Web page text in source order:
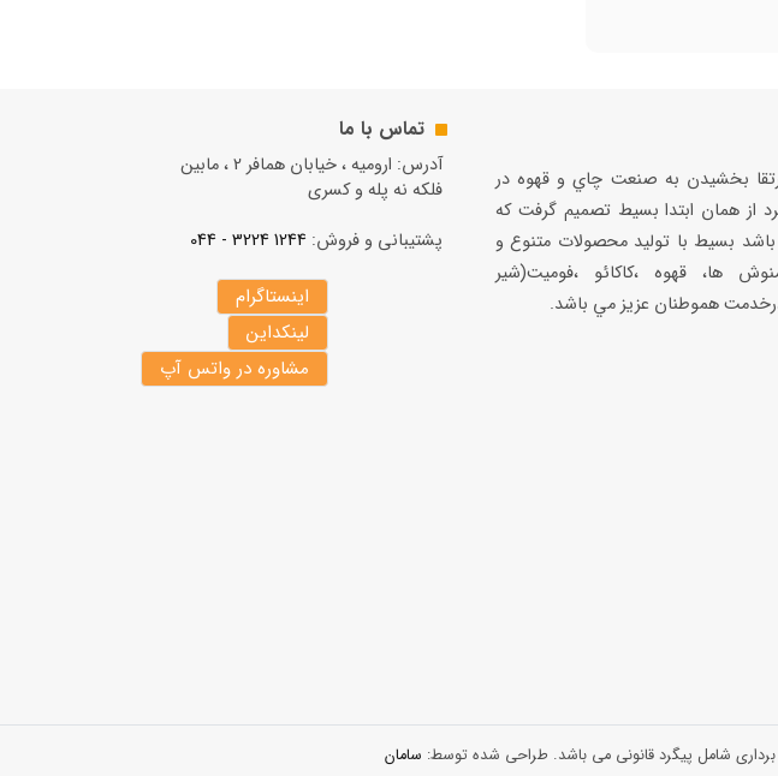
به منظور ارتقا بخشيدن به صنعت چاي و قهوه در
از همان ابتدا بسيط تصميم گرفت كه
بسيط با توليد محصولات متنوع و
ها، قهوه ،كاكائو ،فوميت(شير
هموطنان عزيز مي باشد.
تماس با ما
آدرس: ارومیه ، خیابان همافر 2 ، مابين
فلكه نه پله و کسری
پشتیبانی و فروش: 1244 3224 - 044
اینستاگرام
لینکداین
مشاوره در واتس آپ
شامل پیگرد قانونی می باشد. طراحی شده توسط: سامان